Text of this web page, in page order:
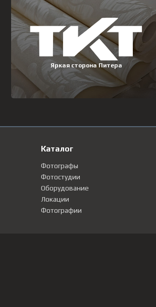
Каталог
Фотографы
Фотостудии
Оборудование
Локации
Фотографии